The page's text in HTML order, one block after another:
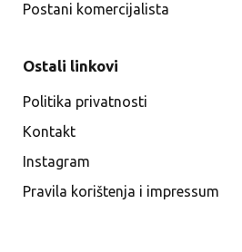
Postani komercijalista
Ostali linkovi
Politika privatnosti
Kontakt
Instagram
Pravila korištenja i impressum